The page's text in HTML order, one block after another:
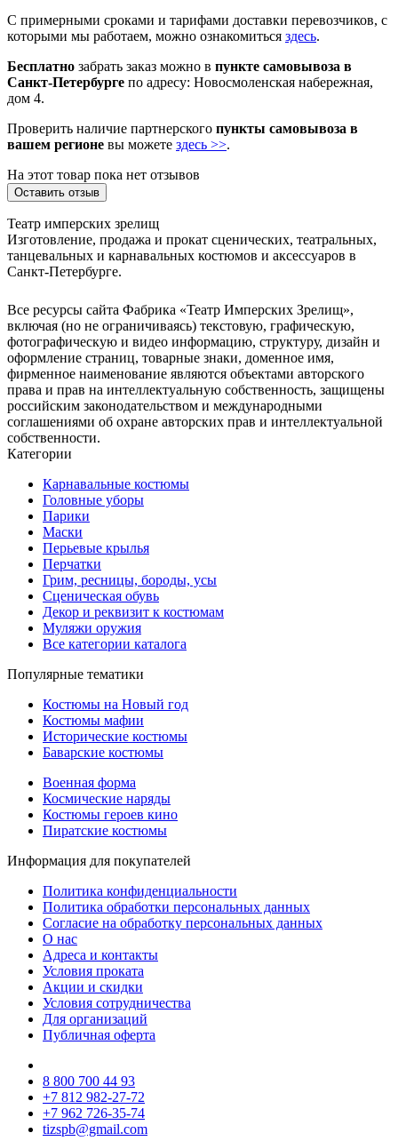
С примерными сроками и тарифами доставки перевозчиков, с
которыми мы работаем, можно ознакомиться здесь.
Бесплатно забрать заказ можно в пункте самовывоза в
Санкт-Петербурге по адресу: Новосмоленская набережная,
дом 4.
Проверить наличие партнерского пункты самовывоза в
вашем регионе вы можете здесь >>.
На этот товар пока нет отзывов
Оставить отзыв
Театр имперских зрелищ
Изготовление, продажа и прокат сценических, театральных,
танцевальных и карнавальных костюмов и аксессуаров в
Санкт-Петербурге.
Все ресурсы сайта Фабрика «Театр Имперских Зрелищ»,
включая (но не ограничиваясь) текстовую, графическую,
фотографическую и видео информацию, структуру, дизайн и
оформление страниц, товарные знаки, доменное имя,
фирменное наименование являются объектами авторского
права и прав на интеллектуальную собственность, защищены
российским законодательством и международными
соглашениями об охране авторских прав и интеллектуальной
собственности.
Категории
Карнавальные костюмы
Головные уборы
Парики
Маски
Перьевые крылья
Перчатки
Грим, ресницы, бороды, усы
Сценическая обувь
Декор и реквизит к костюмам
Муляжи оружия
Все категории каталога
Популярные тематики
Костюмы на Новый год
Костюмы мафии
Исторические костюмы
Баварские костюмы
Военная форма
Космические наряды
Костюмы героев кино
Пиратские костюмы
Информация для покупателей
Политика конфиденциальности
Политика обработки персональных данных
Согласие на обработку персональных данных
О нас
Адреса и контакты
Условия проката
Акции и скидки
Условия сотрудничества
Для организаций
Публичная оферта
8 800 700 44 93
+7 812 982-27-72
+7 962 726-35-74
tizspb@gmail.com